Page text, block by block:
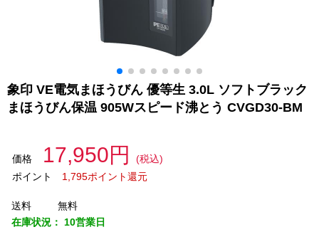
象印 VE電気まほうびん 優等生 3.0L ソフトブラック
まほうびん保温 905Wスピード沸とう CVGD30-BM
価格 17,950円
(税込)
ポイント
1,795ポイント還元
送料
無料
在庫状況： 10営業日